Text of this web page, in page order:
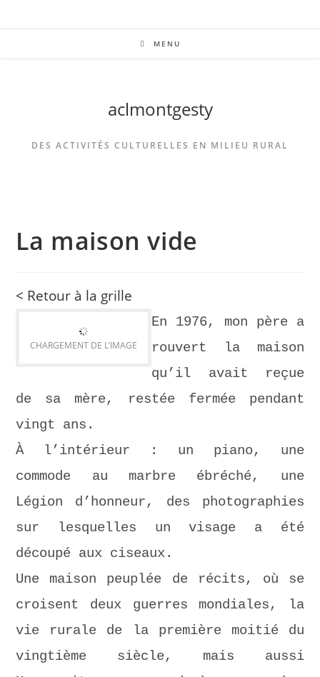
MENU
aclmontgesty
DES ACTIVITÉS CULTURELLES EN MILIEU RURAL
La maison vide
< Retour à la grille
CHARGEMENT DE L’IMAGE
En 1976, mon père a
rouvert la maison
qu’il avait reçue
de sa mère, restée fermée pendant
vingt ans.
À l’intérieur : un piano, une
commode au marbre ébréché, une
Légion d’honneur, des photographies
sur lesquelles un visage a été
découpé aux ciseaux.
Une maison peuplée de récits, où se
croisent deux guerres mondiales, la
vie rurale de la première moitié du
vingtième siècle, mais aussi